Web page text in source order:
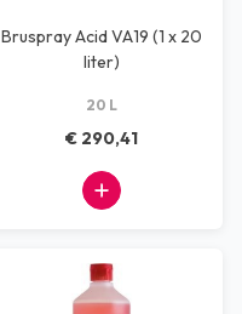
Bruspray Acid VA19 (1 x 20
liter)
20 L
€ 290,41